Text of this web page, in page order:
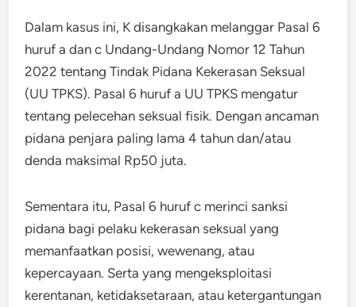
Dalam kasus ini, K disangkakan melanggar Pasal 6
huruf a dan c Undang-Undang Nomor 12 Tahun
2022 tentang Tindak Pidana Kekerasan Seksual
(UU TPKS). Pasal 6 huruf a UU TPKS mengatur
tentang pelecehan seksual fisik. Dengan ancaman
pidana penjara paling lama 4 tahun dan/atau
denda maksimal Rp50 juta.
Sementara itu, Pasal 6 huruf c merinci sanksi
pidana bagi pelaku kekerasan seksual yang
memanfaatkan posisi, wewenang, atau
kepercayaan. Serta yang mengeksploitasi
kerentanan, ketidaksetaraan, atau ketergantungan